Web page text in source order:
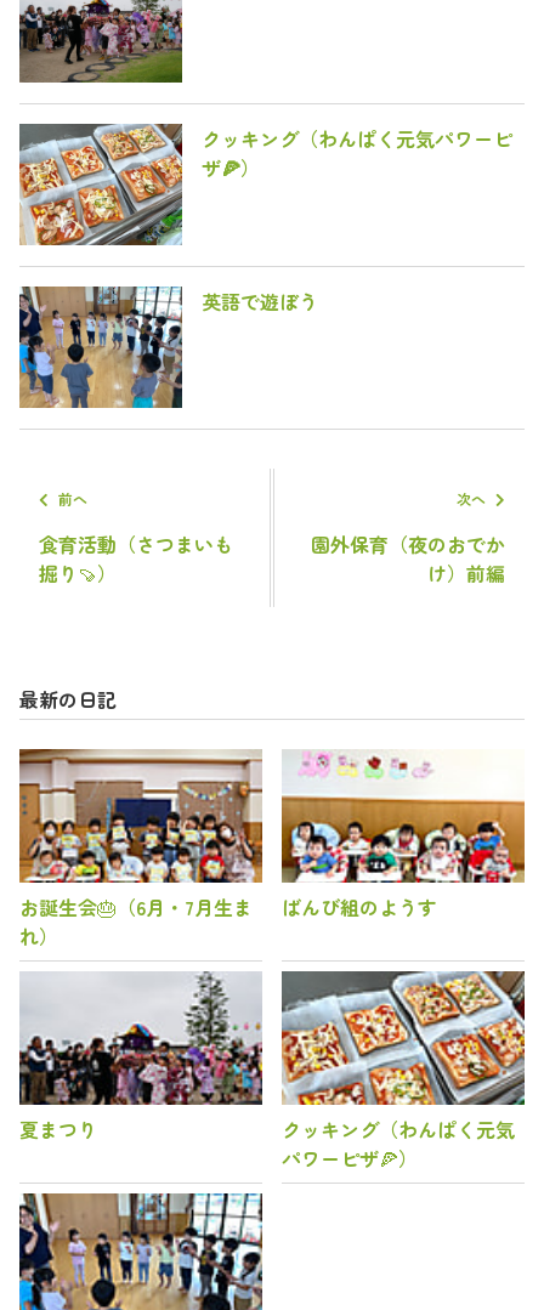
クッキング（わんぱく元気パワーピ
ザ🍕）
英語で遊ぼう
前へ
食育活動（さつまいも
掘り🍠）
次へ
園外保育（夜のおでか
け）前編
最新の日記
お誕生会🎂（6月・7月生ま
れ）
ばんび組のようす
夏まつり
クッキング（わんぱく元気
パワーピザ🍕）